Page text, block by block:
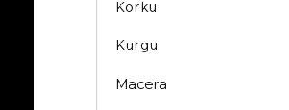
Korku
Kurgu
Macera